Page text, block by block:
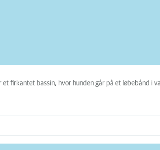
firkantet bassin, hvor hunden går på et løbebånd i